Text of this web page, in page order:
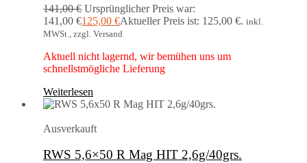
141,00€ Ursprünglicher Preis war:
141,00 €125,00 €Aktueller Preis ist: 125,00 €. inkl.
MWSt., zzgl. Versand
Aktuell nicht lagernd, wir bemühen uns um
schnellstmögliche Lieferung
Weiterlesen
Ausverkauft
RWS 5,6×50 R Mag HIT 2,6g/40grs.